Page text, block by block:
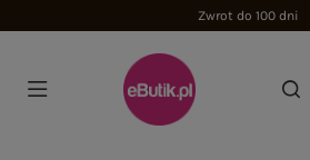
Zwrot do 100 dni